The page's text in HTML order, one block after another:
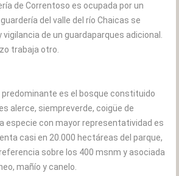
de Correntoso es ocupada por un
del valle del río Chaicas se
de un guardaparques adicional.
trabaja otro.
predominante es el bosque constituido
alerce, siempreverde, coigüe de
especie con mayor representatividad es
casi en 20.000 hectáreas del parque,
sobre los 400 msnm y asociada
mañío y canelo.